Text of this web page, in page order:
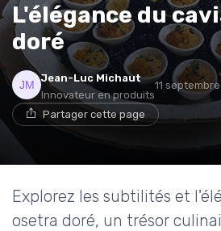
L'élégance du
doré
Jean-Luc Michaut
Innovateur en produits
11
Partager cette page
Explorez les subtilités et
osetra doré, un trésor